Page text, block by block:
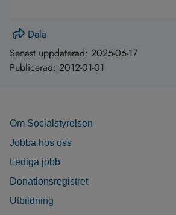
Dela
Senast uppdaterad: 2025-06-17
Publicerad: 2012-01-01
Om Socialstyrelsen
Jobba hos oss
Lediga jobb
Donationsregistret
Utbildning